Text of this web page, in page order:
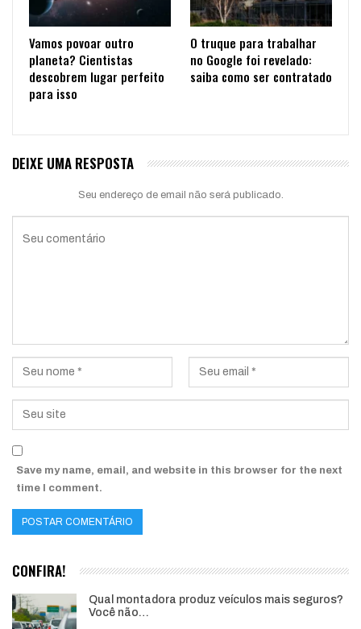
Vamos povoar outro
planeta? Cientistas
descobrem lugar perfeito
para isso
O truque para trabalhar
no Google foi revelado:
saiba como ser contratado
DEIXE UMA RESPOSTA
Seu endereço de email não será publicado.
Save my name, email, and website in this browser for the next
time I comment.
CONFIRA!
Qual montadora produz veículos mais seguros?
Você não…